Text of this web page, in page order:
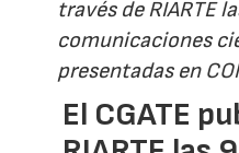
través de RIARTE
comunicaciones
presentadas en
El CGATE